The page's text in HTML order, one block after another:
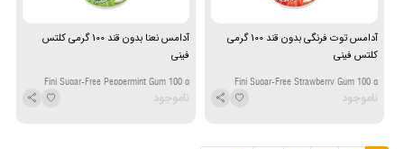
آدامس توت فرنگی بدون قند 100 گرمی
کلتس فینی
Fini Sugar-Free Strawberry Gum 100 g
ناموجود
آدامس نعنا بدون قند 100 گرمی کلتس
فینی
Fini Sugar-Free Peppermint Gum 100 g
ناموجود